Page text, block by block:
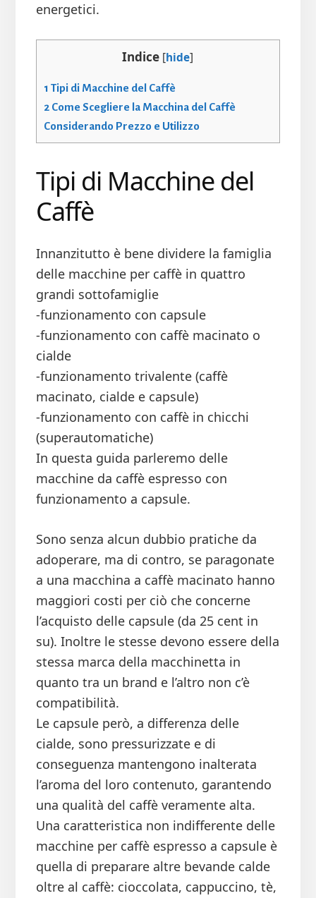
energetici.
Indice [hide]
1 Tipi di Macchine del Caffè
2Come Scegliere la Macchina del Caffè
Considerando Prezzo e Utilizzo
Tipi di Macchine del
Caffè
Innanzitutto è bene dividere la famiglia
delle macchine per caffè in quattro
grandi sottofamiglie
-funzionamento con capsule
-funzionamento con caffè macinato o
cialde
-funzionamento trivalente (caffè
macinato, cialde e capsule)
-funzionamento con caffè in chicchi
(superautomatiche)
In questa guida parleremo delle
macchine da caffè espresso con
funzionamento a capsule.
Sono senza alcun dubbio pratiche da
adoperare, ma di contro, se paragonate
a una macchina a caffè macinato hanno
maggiori costi per ciò che concerne
l’acquisto delle capsule (da 25 cent in
su). Inoltre le stesse devono essere della
stessa marca della macchinetta in
quanto tra un brand e l’altro non c’è
compatibilità.
Le capsule però, a differenza delle
cialde, sono pressurizzate e di
conseguenza mantengono inalterata
l’aroma del loro contenuto, garantendo
una qualità del caffè veramente alta.
Una caratteristica non indifferente delle
macchine per caffè espresso a capsule è
quella di preparare altre bevande calde
oltre al caffè: cioccolata, cappuccino, tè,